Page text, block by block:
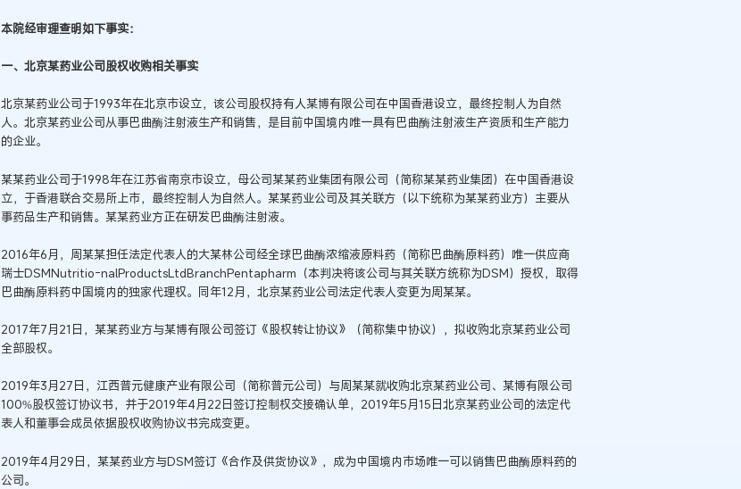
本院经审理查明如下事实：
一、北京某药业公司股权收购相关事实
北京某药业公司于1993年在北京市设立，该公司股权持有人某博有限公司在中国香港设立，最终控制人为自然
人。北京某药业公司从事巴曲酶注射液生产和销售，是目前中国境内唯一具有巴曲酶注射液生产资质和生产能力
的企业。
某某药业公司于1998年在江苏省南京市设立，母公司某某药业集团有限公司（简称某某药业集团）在中国香港设
立，于香港联合交易所上市，最终控制人为自然人。某某药业公司及其关联方（以下统称为某某药业方）主要从
事药品生产和销售。某某药业方正在研发巴曲酶注射液。
2016年6月，周某某担任法定代表人的大某林公司经全球巴曲酶浓缩液原料药（简称巴曲酶原料药）唯一供应商
瑞士DSMNutritio-nalProductsLtdBranchPentapharm（本判决将该公司与其关联方统称为DSM）授权，取得
巴曲酶原料药中国境内的独家代理权。同年12月，北京某药业公司法定代表人变更为周某某。
2017年7月21日，某某药业方与某博有限公司签订《股权转让协议》（简称集中协议），拟收购北京某药业公司
全部股权。
2019年3月27日，江西普元健康产业有限公司（简称普元公司）与周某某就收购北京某药业公司、某博有限公司
100%股权签订协议书，并于2019年4月22日签订控制权交接确认单，2019年5月15日北京某药业公司的法定代
表人和董事会成员依据股权收购协议书完成变更。
2019年4月29日，某某药业方与DSM签订《合作及供货协议》，成为中国境内市场唯一可以销售巴曲酶原料药的
公司。